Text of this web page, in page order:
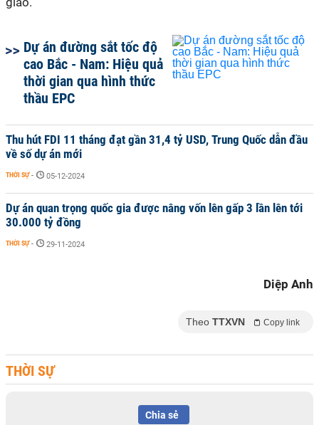
Dự án đường sắt tốc độ
cao Bắc - Nam: Hiệu quả
thời gian qua hình thức
thầu EPC
Thu hút FDI 11 tháng đạt gần 31,4 tỷ USD, Trung Quốc dẫn đầu
về số dự án mới
THỜI SỰ - 05-12-2024
Dự án quan trọng quốc gia được nâng vốn lên gấp 3 lần lên tới
30.000 tỷ đồng
THỜI SỰ - 29-11-2024
Diệp Anh
Theo TTXVN Copy link
THỜI SỰ
Chia sẻ